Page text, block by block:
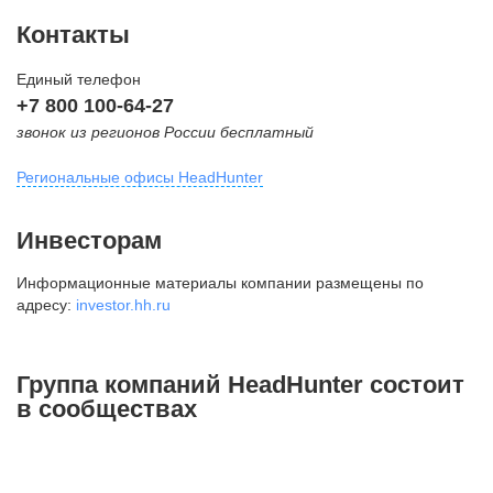
Контакты
Единый телефон
+7 800 100-64-27
звонок из регионов России бесплатный
Региональные офисы HeadHunter
внутригородская территория
Муниципальный округ Тверской,
2-я Брестская ул., д. 48,
+7 495 980-64-27
Инвесторам
Информационные материалы компании размещены по
адресу: investor.hh.ru
Группа компаний HeadHunter состоит
в сообществах